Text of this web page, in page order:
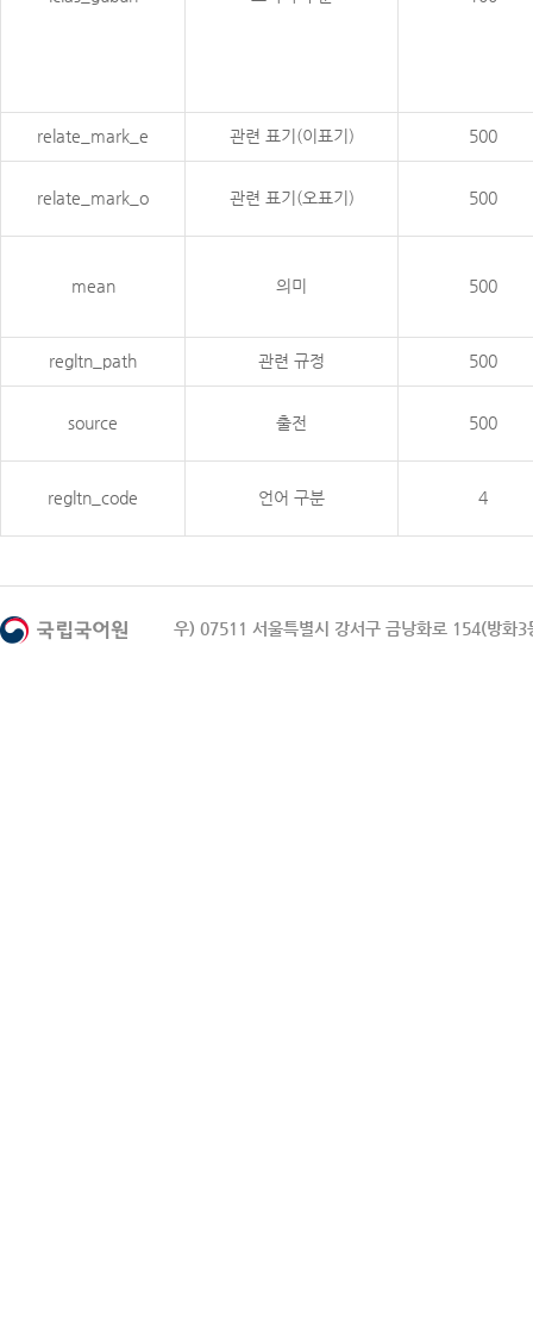
relate_mark_e 관련 표기(이표기) 500
relate_mark_o 관련 표기(오표기) 500
mean 의미 500
regltn_path 관련 규정 500
source 출전 500
regltn_code 언어 구분 4
우) 07511 서울특별시 강서구 금낭화로 154(방화3